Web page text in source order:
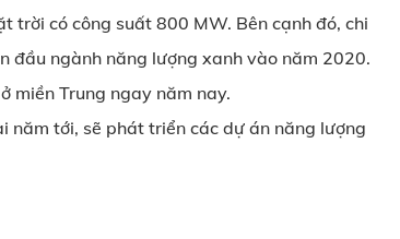
trời có công suất 800 MW. Bên cạnh đó, chi
đầu ngành năng lượng xanh vào năm 2020.
miền Trung ngay năm nay.
năm tới, sẽ phát triển các dự án năng lượng